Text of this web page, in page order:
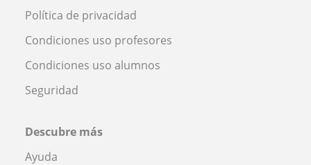
Política de privacidad
Condiciones uso profesores
Condiciones uso alumnos
Seguridad
Descubre más
Ayuda